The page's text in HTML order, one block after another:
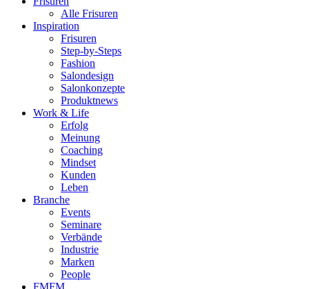
Alle Frisuren
Inspiration
Frisuren
Step-by-Steps
Fashion
Salondesign
Salonkonzepte
Produktnews
Work & Life
Erfolg
Meinung
Coaching
Mindset
Kunden
Leben
Branche
Events
Seminare
Verbände
Industrie
Marken
People
FMFM